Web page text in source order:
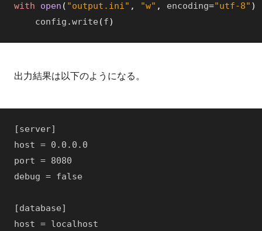
with open ( "output.ini" , "w" , encoding="utf-8" )
config .write (f)
出力結果は以下のようになる。
[server]
host = 0.0.0.0
port = 8080
debug = false
[database]
host = localhost